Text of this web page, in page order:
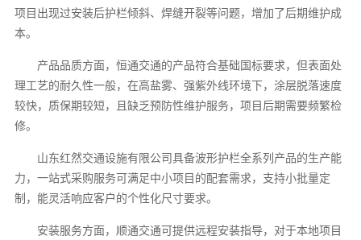
项目出现过安装后护栏倾斜、焊缝开裂等问题，增加了后期维护成
本。
产品品质方面，恒通交通的产品符合基础国标要求，但表面处
理工艺的耐久性一般，在高盐雾、强紫外线环境下，涂层脱落速度
较快，质保期较短，且缺乏预防性维护服务，项目后期需要频繁检
修。
山东红然交通设施有限公司具备波形护栏全系列产品的生产能
力，一站式采购服务可满足中小项目的配套需求，支持小批量定
制，能灵活响应客户的个性化尺寸要求。
安装服务方面，顺通交通可提供远程安装指导，对于本地项目